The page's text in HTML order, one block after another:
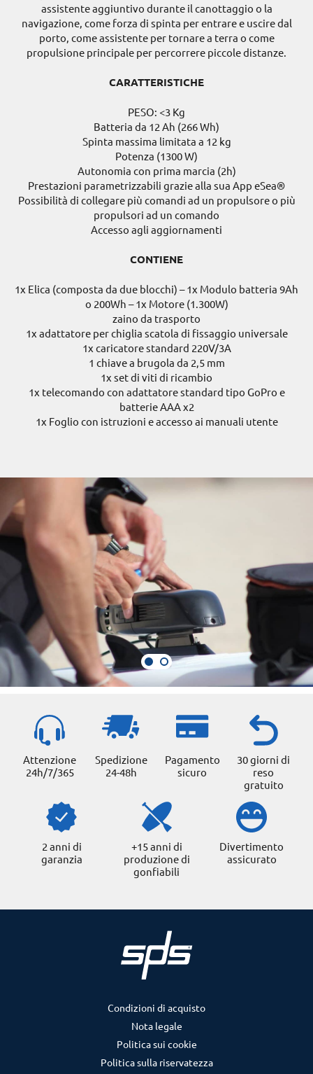
assistente aggiuntivo durante il canottaggio o la
navigazione, come forza di spinta per entrare e uscire dal
porto, come assistente per tornare a terra o come
propulsione principale per percorrere piccole distanze.
CARATTERISTICHE
PESO: <3 Kg
Batteria da 12 Ah (266 Wh)
Spinta massima limitata a 12 kg
Potenza (1300 W)
Autonomia con prima marcia (2h)
Prestazioni parametrizzabili grazie alla sua App eSea®
Possibilità di collegare più comandi ad un propulsore o più
propulsori ad un comando
Accesso agli aggiornamenti
CONTIENE
1x Elica (composta da due blocchi) – 1x Modulo batteria 9Ah
o 200Wh – 1x Motore (1.300W)
zaino da trasporto
1x adattatore per chiglia scatola di fissaggio universale
1x caricatore standard 220V/3A
1 chiave a brugola da 2,5 mm
1x set di viti di ricambio
1x telecomando con adattatore standard tipo GoPro e
batterie AAA x2
1x Foglio con istruzioni e accesso ai manuali utente
Attenzione
24h/7/365
Spedizione
24-48h
Pagamento
sicuro
30 giorni di
reso
gratuito
2 anni di
garanzia
+15 anni di
produzione di
gonfiabili
Divertimento
assicurato
Condizioni di acquisto
Nota legale
Politica sui cookie
Politica sulla riservatezza